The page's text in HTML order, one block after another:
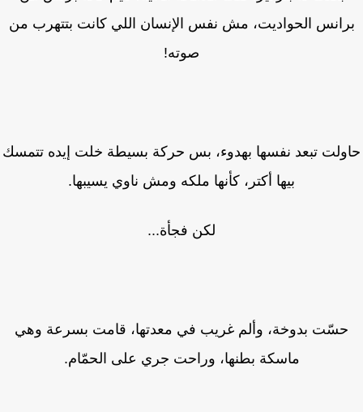
الحواديت، مش نفس الإنسان اللي كانت بتتهرب من
صوته!
تبعد نفسها بهدوء، بس حركة بسيطة خلت إيده تتمسك
بيها أكتر، كأنها ملكه ومش ناوي يسيبها.
لكن فجأة...
حسّت بدوخة، وألم غريب في معدتها، قامت بسرعة وهي
ماسكة بطنها، وراحت جري على الحمّام.